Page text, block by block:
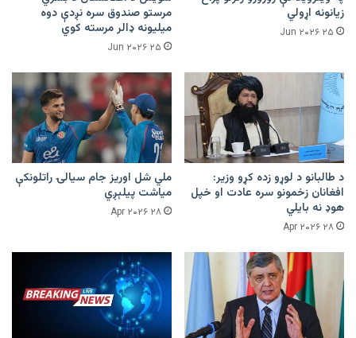
زیانونه اړولي
۲۵ Jun ۲۰۲۶
مرستو صندوق سره نږدې دوه
میلیونه ډالر مرسته کوي
۲۵ Jun ۲۰۲۶
د طالبانو د لوړو زده کړو وزیر:
افغانان زخمونو سره عادت او خپل
هوډ نه بایلي
۲۸ Apr ۲۰۲۶
ملي شل اوریز جام سیالۍ راتلونکې
میاشت پیلېږي
۲۸ Apr ۲۰۲۶